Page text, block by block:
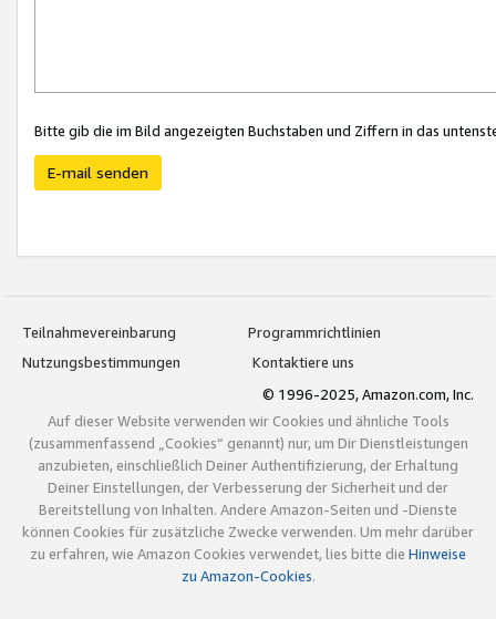
Bitte gib die im Bild angezeigten Buchstaben und Ziffern in das
E-mail senden
Teilnahmevereinbarung
Programmrichtlinien
Nutzungsbestimmungen
Kontaktiere uns
© 1996-2025, Amazon.com, Inc.
Auf dieser Website verwenden wir Cookies und ähnliche Tools
(zusammenfassend „Cookies“ genannt) nur, um Dir Dienstleistungen
anzubieten, einschließlich Deiner Authentifizierung, der Erhaltung
Deiner Einstellungen, der Verbesserung der Sicherheit und der
Bereitstellung von Inhalten. Andere Amazon-Seiten und -Dienste
können Cookies für zusätzliche Zwecke verwenden. Um mehr darüber
zu erfahren, wie Amazon Cookies verwendet, lies bitte die Hinweise
zu Amazon-Cookies.